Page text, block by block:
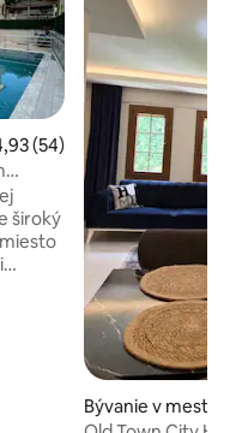
ohodnotenie 4,93
(54)
široký
Bývanie v meste